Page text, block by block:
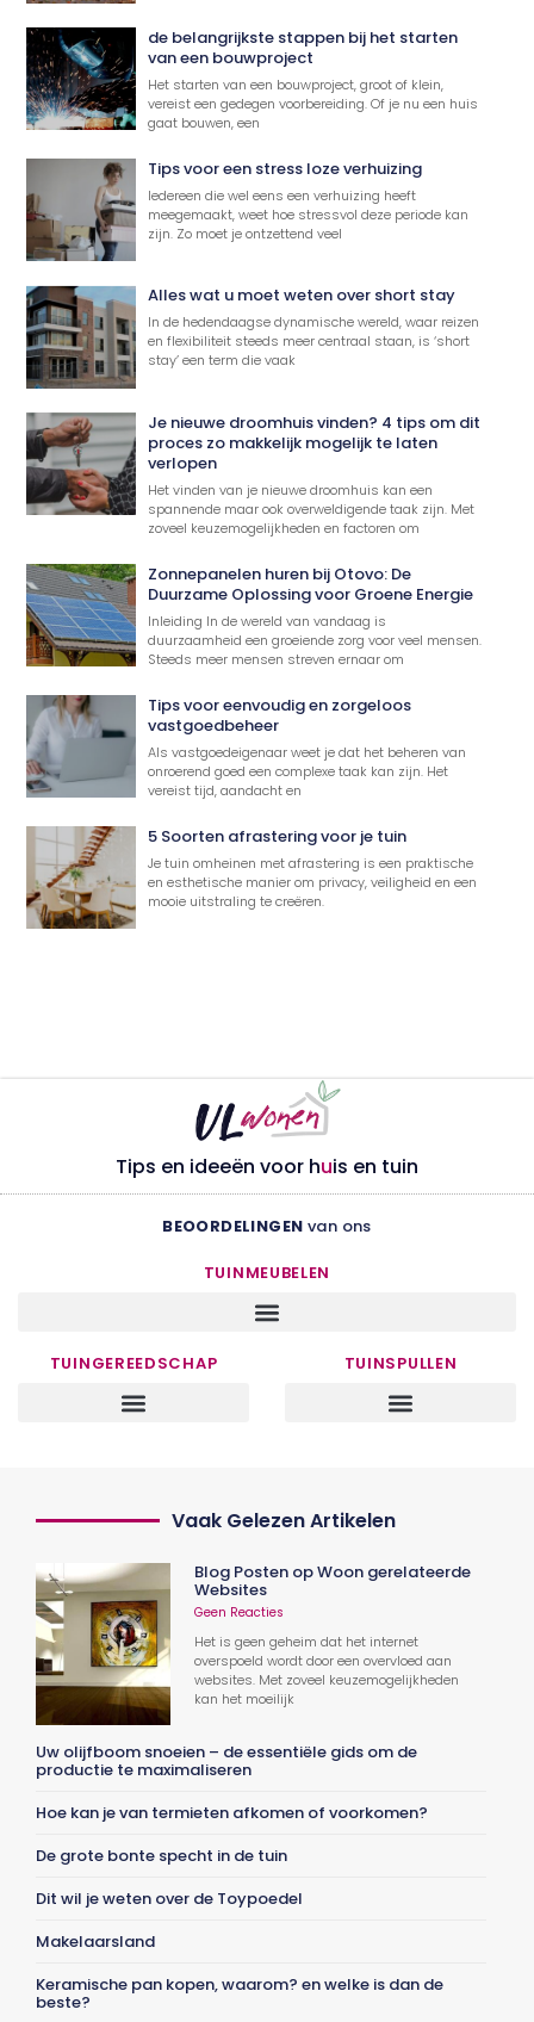
de belangrijkste stappen bij het starten
van een bouwproject
Het starten van een bouwproject, groot of klein,
vereist een gedegen voorbereiding. Of je nu een huis
gaat bouwen, een
Tips voor een stress loze verhuizing
Iedereen die wel eens een verhuizing heeft
meegemaakt, weet hoe stressvol deze periode kan
zijn. Zo moet je ontzettend veel
Alles wat u moet weten over short stay
In de hedendaagse dynamische wereld, waar reizen
en flexibiliteit steeds meer centraal staan, is ‘short
stay’ een term die vaak
Je nieuwe droomhuis vinden? 4 tips om dit
proces zo makkelijk mogelijk te laten
verlopen
Het vinden van je nieuwe droomhuis kan een
spannende maar ook overweldigende taak zijn. Met
zoveel keuzemogelijkheden en factoren om
Zonnepanelen huren bij Otovo: De
Duurzame Oplossing voor Groene Energie
Inleiding In de wereld van vandaag is
duurzaamheid een groeiende zorg voor veel mensen.
Steeds meer mensen streven ernaar om
Tips voor eenvoudig en zorgeloos
vastgoedbeheer
Als vastgoedeigenaar weet je dat het beheren van
onroerend goed een complexe taak kan zijn. Het
vereist tijd, aandacht en
5 Soorten afrastering voor je tuin
Je tuin omheinen met afrastering is een praktische
en esthetische manier om privacy, veiligheid en een
mooie uitstraling te creëren.
Tips en ideeën voor huis en tuin
BEOORDELINGEN van ons
TUINMEUBELEN
TUINGEREEDSCHAP TUINSPULLEN
Vaak Gelezen Artikelen
Blog Posten op Woon gerelateerde
Websites
Geen Reacties
Het is geen geheim dat het internet
overspoeld wordt door een overvloed aan
websites. Met zoveel keuzemogelijkheden
kan het moeilijk
Uw olijfboom snoeien – de essentiële gids om de
productie te maximaliseren
Hoe kan je van termieten afkomen of voorkomen?
De grote bonte specht in de tuin
Dit wil je weten over de Toypoedel
Makelaarsland
Keramische pan kopen, waarom? en welke is dan de
beste?